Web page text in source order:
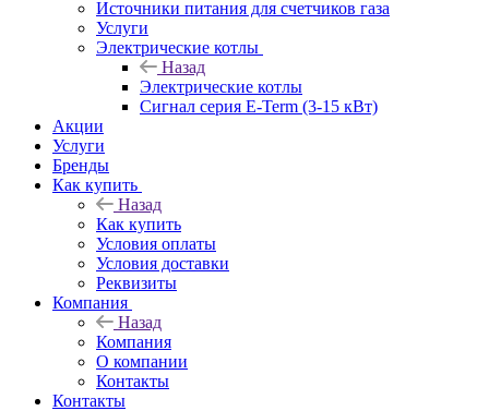
Источники питания для счетчиков газа
Услуги
Электрические котлы
Назад
Электрические котлы
Сигнал серия E-Term (3-15 кВт)
Акции
Услуги
Бренды
Как купить
Назад
Как купить
Условия оплаты
Условия доставки
Реквизиты
Компания
Назад
Компания
О компании
Контакты
Контакты